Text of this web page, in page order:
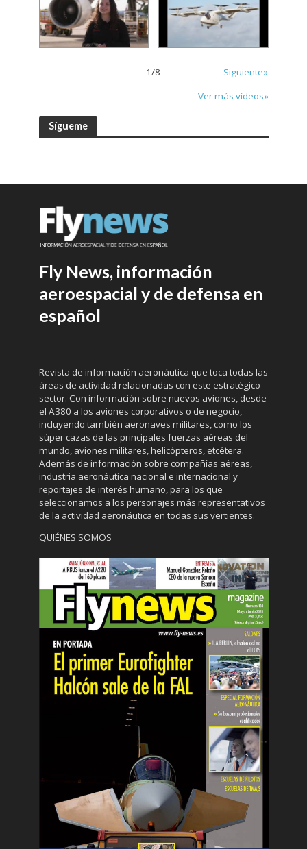
1/8
Siguiente»
Ver más vídeos»
Sígueme
Fly News, información
aeroespacial y de defensa en
español
Revista de información aeronáutica que toca todas las
áreas de actividad relacionadas con este estratégico
sector. Con información sobre nuevos aviones, desde
el A380 a los aviones corporativos o de negocio,
incluyendo también aeronaves militares, como los
súper cazas de las principales fuerzas aéreas del
mundo, aviones militares, helicópteros, etcétera.
Además de información sobre compañías aéreas,
industria aeronáutica nacional e internacional y
reportajes de interés humano, para los que
seleccionamos a los personajes más representativos
de la actividad aeronáutica en todas sus vertientes.
QUIÉNES SOMOS